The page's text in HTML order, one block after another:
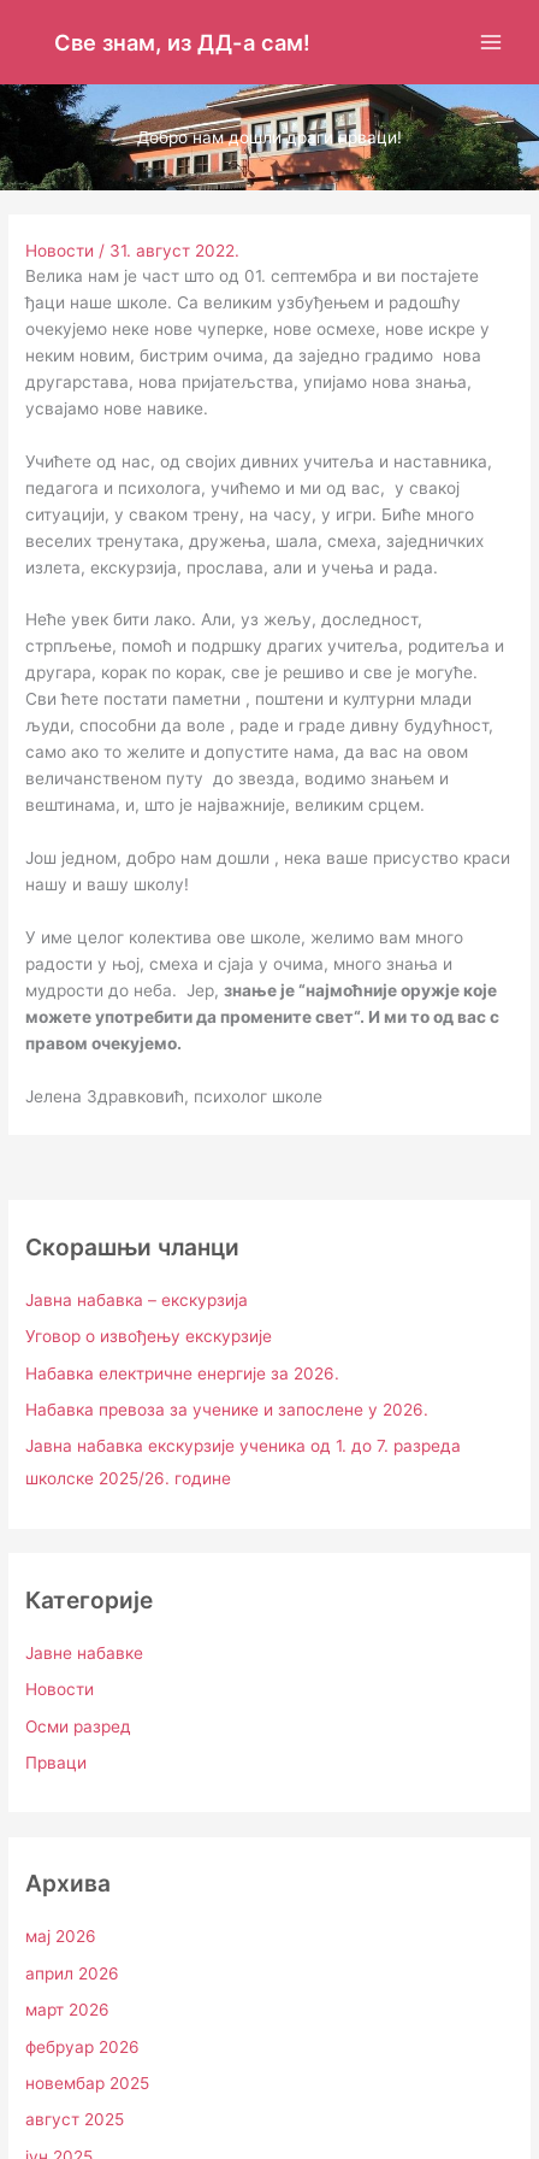
Све знам, из ДД-а сам!
Добро нам дошли драги прваци!
Новости / 31. август 2022.
Велика нам је част што од 01. септембра и ви постајете
ђаци наше школе. Са великим узбуђењем и радошћу
очекујемо неке нове чуперке, нове осмехе, нове искре у
неким новим, бистрим очима, да заједно градимо нова
другарстава, нова пријатељства, упијамо нова знања,
усвајамо нове навике.
Учићете од нас, од својих дивних учитеља и наставника,
педагога и психолога, учићемо и ми од вас, у свакој
ситуацији, у сваком трену, на часу, у игри. Биће много
веселих тренутака, дружења, шала, смеха, заједничких
излета, екскурзија, прослава, али и учења и рада.
Неће увек бити лако. Али, уз жељу, доследност,
стрпљење, помоћ и подршку драгих учитеља, родитеља и
другара, корак по корак, све је решиво и све је могуће.
Сви ћете постати паметни , поштени и културни млади
људи, способни да воле , раде и граде дивну будућност,
само ако то желите и допустите нама, да вас на овом
величанственом путу до звезда, водимо знањем и
вештинама, и, што је најважније, великим срцем.
Још једном, добро нам дошли , нека ваше присуство краси
нашу и вашу школу!
У име целог колектива ове школе, желимо вам много
радости у њој, смеха и сјаја у очима, много знања и
мудрости до неба. Јер,знање је“најмоћније оружје које
можете употребити да промените свет“. И ми то од вас с
правом очекујемо.
Јелена Здравковић, психолог школе
Скорашњи чланци
Јавна набавка – екскурзија
Уговор о извођењу екскурзије
Набавка електричне енергије за 2026.
Набавка превоза за ученике и запослене у 2026.
Јавна набавка екскурзије ученика од 1. до 7. разреда
школске 2025/26. године
Категорије
Јавне набавке
Новости
Осми разред
Прваци
Архива
мај 2026
април 2026
март 2026
фебруар 2026
новембар 2025
август 2025